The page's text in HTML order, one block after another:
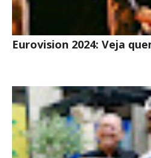
Eurovision 2024: Veja